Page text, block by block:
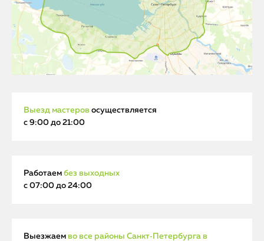
Выезд мастеров осуществляется
с 9:00 до 21:00
Работаем без выходных
с 07:00 до 24:00
Выезжаем во все районы Санкт‑Петербурга в